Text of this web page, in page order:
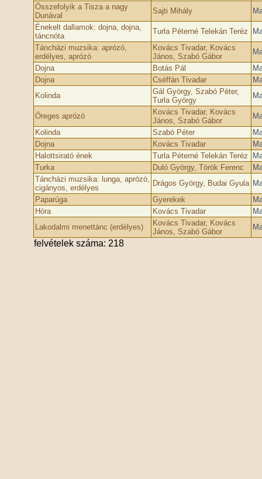
Összefolyik a Tisza a nagy
Dunával
Sajti Mihály
Énekelt dallamok: dojna, dojna,
táncnóta
Turla Péterné Telekán Teréz
Táncházi muzsika: aprózó,
erdélyes, aprózó
Kovács Tivadar, Kovács
János, Szabó Gábor
Dojna
Botás Pál
Dojna
Cséffán Tivadar
Kolinda
Gál György, Szabó Péter,
Turla György
Öreges aprózó
Kovács Tivadar, Kovács
János, Szabó Gábor
Kolinda
Szabó Péter
Dojna
Kovács Tivadar
Halottsirató ének
Turla Péterné Telekán Teréz
Turka
Duló György, Török Ferenc
Táncházi muzsika: lunga, aprózó,
cigányos, erdélyes
Drágos György, Budai Gyula
Paparúga
Gyerekek
Hóra
Kovács Tivadar
Lakodalmi menettánc (erdélyes)
Kovács Tivadar, Kovács
János, Szabó Gábor
felvételek száma: 218